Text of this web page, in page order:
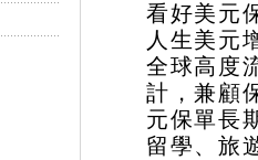
看好美元
人生美元
全球高度
計，兼顧
元保單長
留學、旅